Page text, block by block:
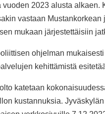
2023 alusta
vastaan
mukaan järjestettäisiin
ohjelman
kehittämistä
katetaan
kustannuksia.